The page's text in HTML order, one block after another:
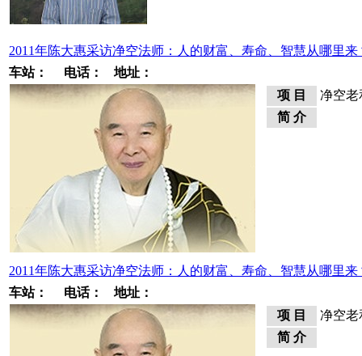
2011年陈大惠采访净空法师：人的财富、寿命、智慧从哪里来
车站：
电话：
地址：
项 目
净空老
简 介
2011年陈大惠采访净空法师：人的财富、寿命、智慧从哪里来
车站：
电话：
地址：
项 目
净空老
简 介